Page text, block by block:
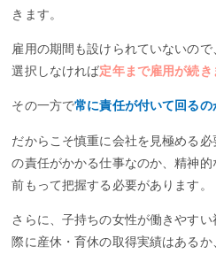
きます。
雇用の期間も設けられていないの
選択しなければ定年まで雇用が続き
その一方で常に責任が付いて回る
だからこそ慎重に会社を見極める
の責任がかかる仕事なのか、精神的
前もって把握する必要があります。
さらに、子持ちの女性が働きやす
際に産休・育休の取得実績はある